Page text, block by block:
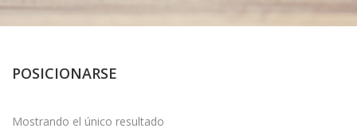
POSICIONARSE
Mostrando el único resultado